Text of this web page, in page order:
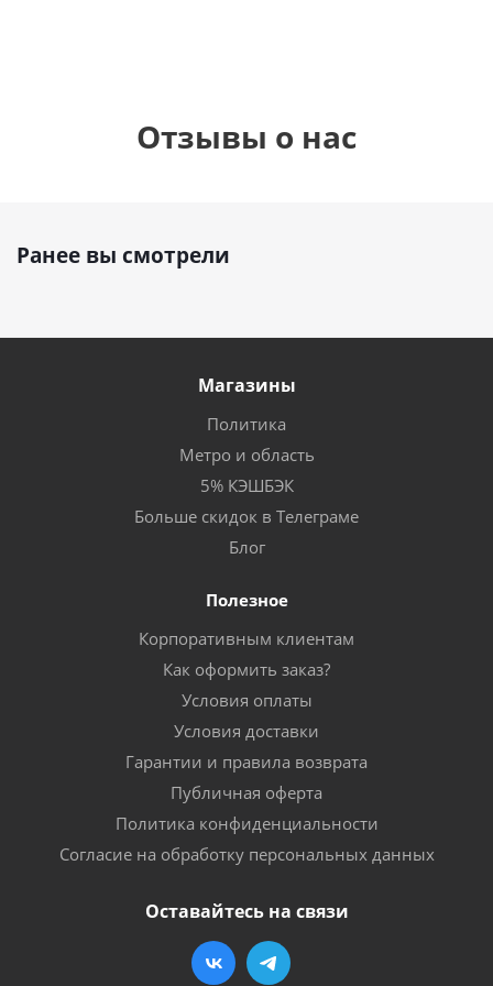
Отзывы о нас
Ранее вы смотрели
Магазины
Политика
Метро и область
5% КЭШБЭК
Больше скидок в Телеграме
Блог
Полезное
Корпоративным клиентам
Как оформить заказ?
Условия оплаты
Условия доставки
Гарантии и правила возврата
Публичная оферта
Политика конфиденциальности
Согласие на обработку персональных данных
Оставайтесь на связи